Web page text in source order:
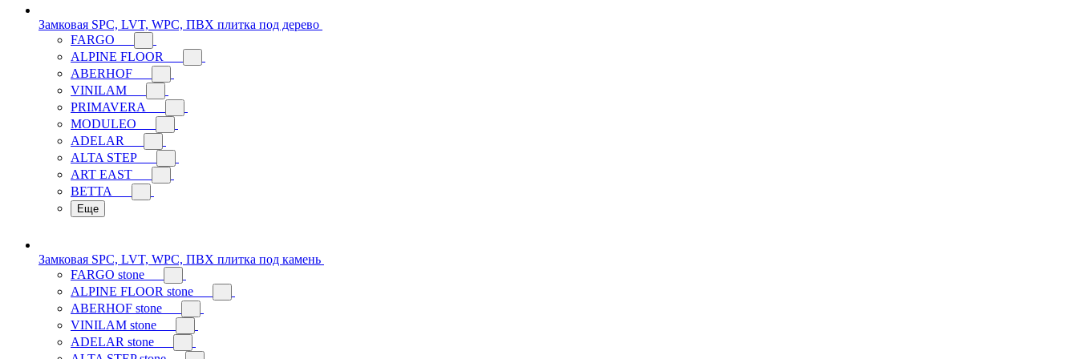
Замковая SPC, LVT, WPC, ПВХ плитка под дерево
FARGO
ALPINE FLOOR
ABERHOF
VINILAM
PRIMAVERA
MODULEO
ADELAR
ALTA STEP
ART EAST
BETTA
Еще
Замковая SPC, LVT, WPC, ПВХ плитка под камень
FARGO stone
ALPINE FLOOR stone
ABERHOF stone
VINILAM stone
ADELAR stone